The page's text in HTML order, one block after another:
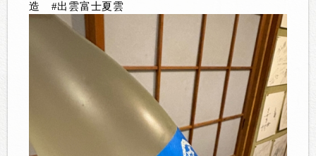
造 #出雲富士夏雲